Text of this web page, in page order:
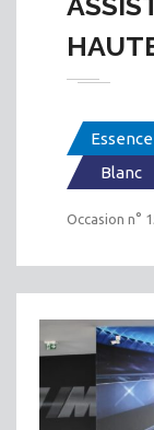
Essence
Blanc
Occasion